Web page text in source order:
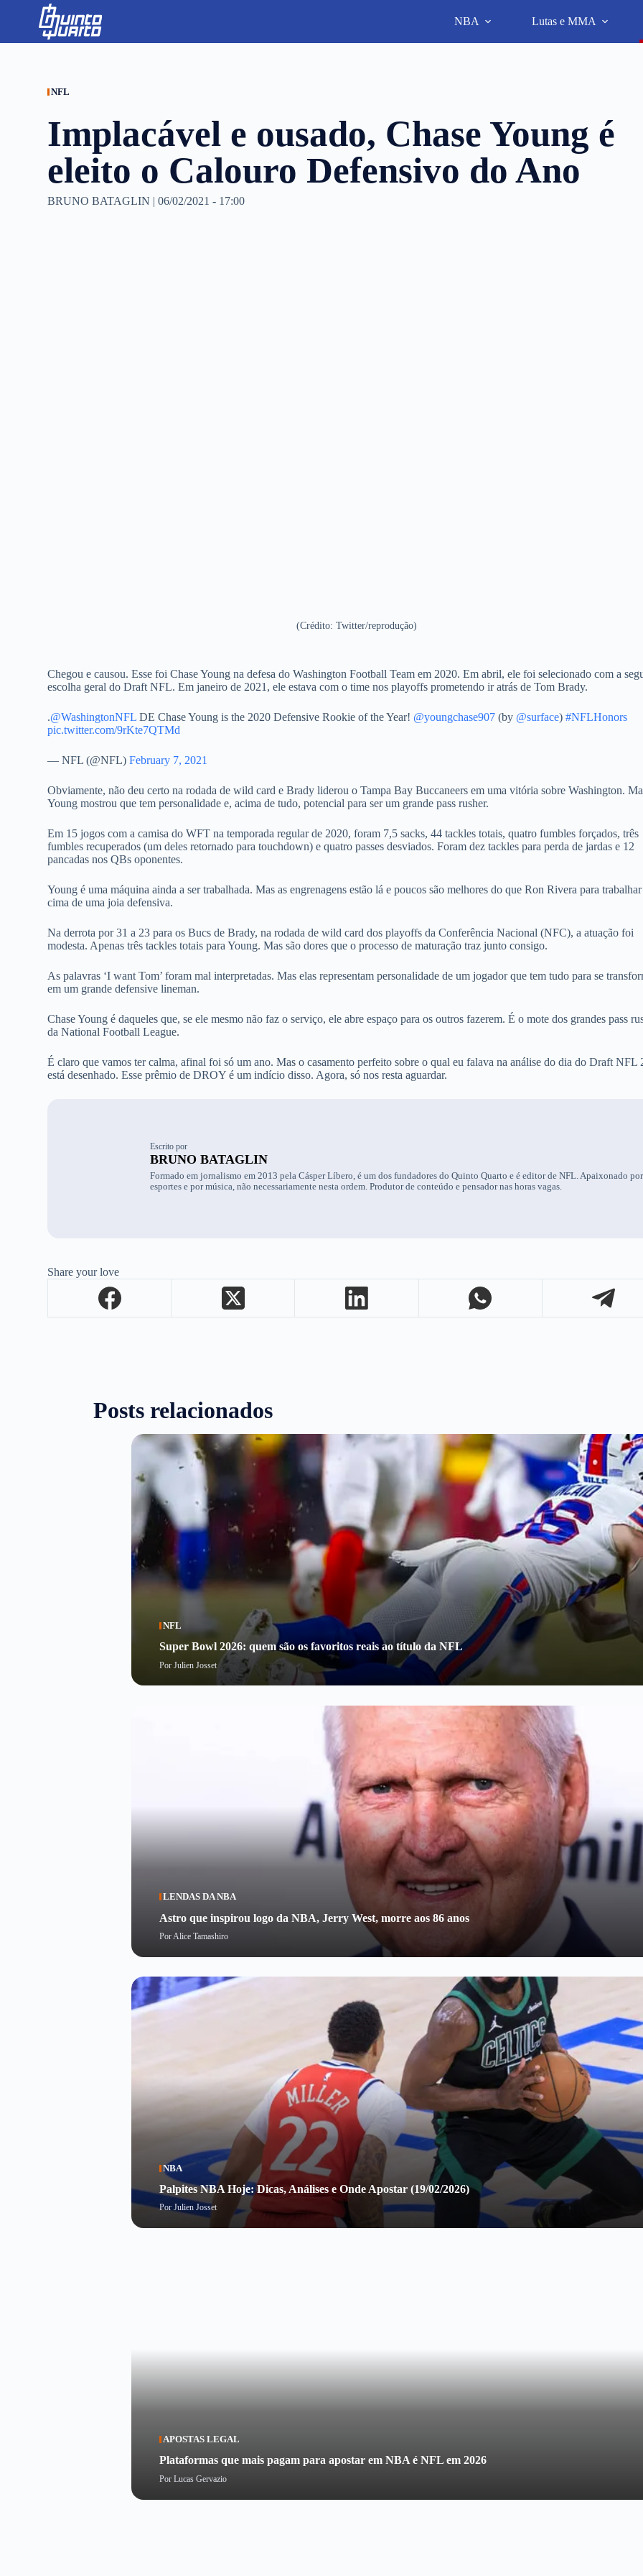
p
NBA Lutas e MMA
NFL
Implacável e ousado, Chase Young é
eleito o Calouro Defensivo do Ano
BRUNO BATAGLIN |06/02/2021 - 17:00
(Crédito: Twitter/reprodução)
Chegou e causou. Esse foi Chase Young na defesa do Washington Football Team em 2020. Em abril, ele foi selecionado com a
escolha geral do Draft NFL. Em janeiro de 2021, ele estava com o time nos playoffs prometendo ir atrás de Tom Brady.
.@WashingtonNFL DE Chase Young is the 2020 Defensive Rookie of the Year! @youngchase907 (by @surface)#NFLHonors
pic.twitter.com/9rKte7QTMd
— NFL (@NFL)February 7, 2021
Obviamente, não deu certo na rodada de wild card e Brady liderou o Tampa Bay Buccaneers em uma vitória sobre Washington.
Young mostrou que tem personalidade e, acima de tudo, potencial para ser um grande pass rusher.
Em 15 jogos com a camisa do WFT na temporada regular de 2020, foram 7,5 sacks, 44 tackles totais, quatro fumbles forçados, três
fumbles recuperados (um deles retornado para touchdown) e quatro passes desviados. Foram dez tackles para perda de jardas e 12
pancadas nos QBs oponentes.
Young é uma máquina ainda a ser trabalhada. Mas as engrenagens estão lá e poucos são melhores do que Ron Rivera para
cima de uma joia defensiva.
Na derrota por 31 a 23 para os Bucs de Brady, na rodada de wild card dos playoffs da Conferência Nacional (NFC), a atuação foi
modesta. Apenas três tackles totais para Young. Mas são dores que o processo de maturação traz junto consigo.
As palavras ‘I want Tom’ foram mal interpretadas. Mas elas representam personalidade de um jogador que tem tudo para se
em um grande defensive lineman.
Chase Young é daqueles que, se ele mesmo não faz o serviço, ele abre espaço para os outros fazerem. É o mote dos grandes pass
da National Football League.
É claro que vamos ter calma, afinal foi só um ano. Mas o casamento perfeito sobre o qual eu falava na análise do dia do Draft NFL
está desenhado. Esse prêmio de DROY é um indício disso. Agora, só nos resta aguardar.
Escrito por
BRUNO BATAGLIN
Formado em jornalismo em 2013 pela Cásper Líbero, é um dos fundadores do Quinto Quarto e é editor de NFL. Apaixonado por
esportes e por música, não necessariamente nesta ordem. Produtor de conteúdo e pensador nas horas vagas.
Share your love
Posts relacionados
NFL
Super Bowl 2026: quem são os favoritos reais ao título da NFL
PorJulien Josset
LENDAS DA NBA
Astro que inspirou logo da NBA, Jerry West, morre aos 86 anos
PorAlice Tamashiro
NBA
Palpites NBA Hoje: Dicas, Análises e Onde Apostar (19/02/2026)
PorJulien Josset
APOSTAS LEGAL
Plataformas que mais pagam para apostar em NBA é NFL em 2026
PorLucas Gervazio